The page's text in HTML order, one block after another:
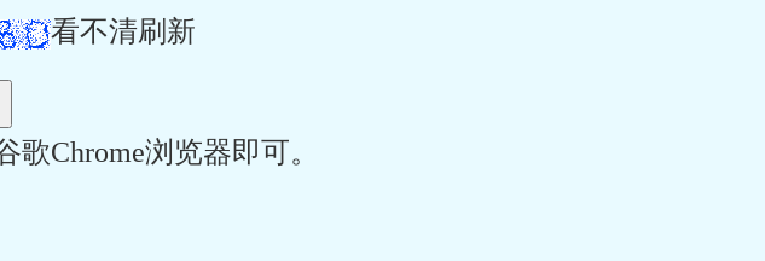
看不清刷新
Chrome浏览器即可。